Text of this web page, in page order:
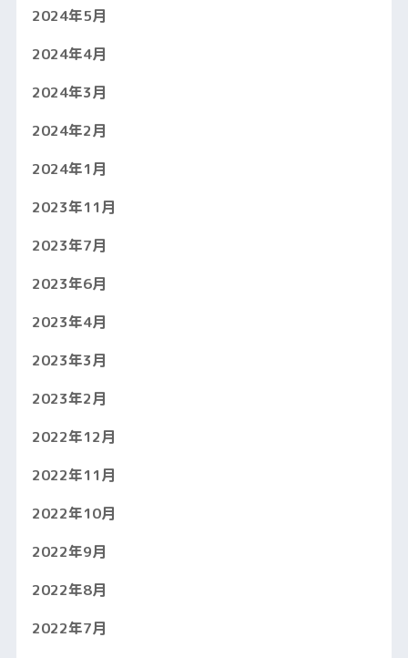
2024年5月
2024年4月
2024年3月
2024年2月
2024年1月
2023年11月
2023年7月
2023年6月
2023年4月
2023年3月
2023年2月
2022年12月
2022年11月
2022年10月
2022年9月
2022年8月
2022年7月